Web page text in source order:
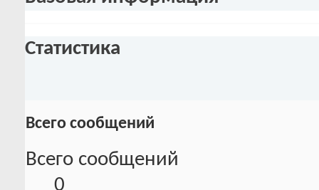
Статистика
Всего сообщений
Всего сообщений
0